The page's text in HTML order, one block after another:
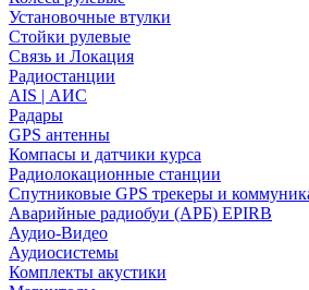
Установочные втулки
Стойки рулевые
Связь и Локация
Радиостанции
AIS | АИС
Радары
GPS антенны
Компасы и датчики курса
Радиолокационные станции
Спутниковые GPS трекеры и
Аварийные радиобуи (АРБ) EPIRB
Аудио-Видео
Аудиосистемы
Комплекты акустики